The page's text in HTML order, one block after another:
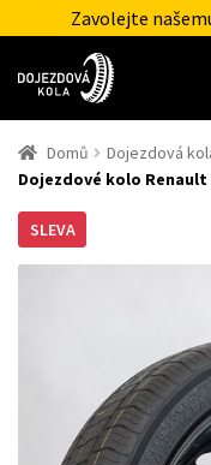
Zavolejte
Domů Dojezdová
Dojezdové kolo Renault
SLEVA